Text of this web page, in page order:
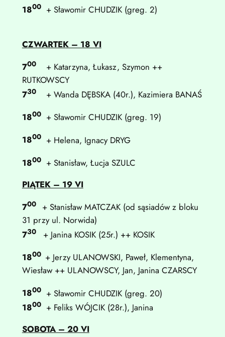
1800 + Sławomir CHUDZIK (greg. 2)
CZWARTEK – 18 VI
700
+ Katarzyna, Łukasz, Szymon ++
RUTKOWSCY
730+ Wanda DĘBSKA (40r.), Kazimiera BANAŚ
1800+ Sławomir CHUDZIK (greg. 19)
1800+ Helena, Ignacy DRYG
1800 + Stanisław, Łucja SZULC
PIĄTEK – 19 VI
700 + Stanisław MATCZAK (od sąsiadów z bloku
31 przy ul. Norwida)
730
+ Janina KOSIK (25r.) ++ KOSIK
1800 + Jerzy ULANOWSKI, Paweł, Klementyna,
Wiesław ++ ULANOWSCY, Jan, Janina CZARSCY
1800 + Sławomir CHUDZIK (greg. 20)
1800 + Feliks WÓJCIK (28r.), Janina
SOBOTA – 20 VI